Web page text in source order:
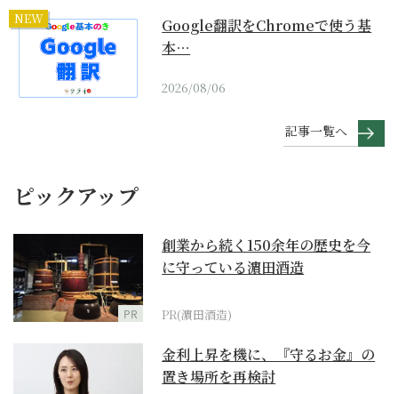
NEW
Google翻訳をChromeで使う基
本…
2026/08/06
記事一覧へ
ピックアップ
PR
創業から続く150余年の歴史を今
に守っている濵田酒造
PR(濵田酒造)
金利上昇を機に、『守るお金』の
置き場所を再検討